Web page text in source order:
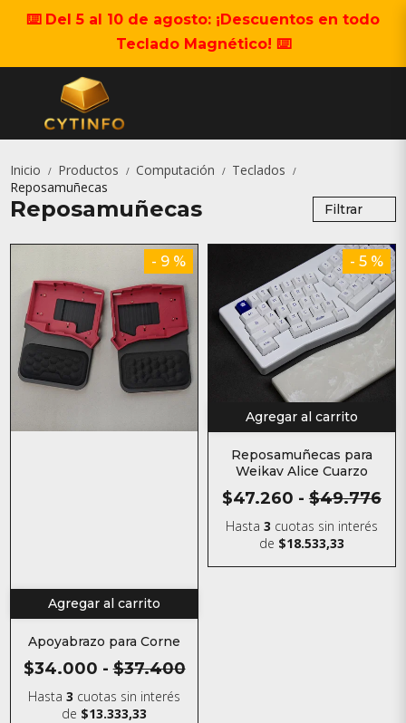
⌨️ Del 5 al 10 de agosto: ¡Descuentos en todo
Teclado Magnético! ⌨️
Inicio / Productos / Computación / Teclados /
Reposamuñecas
Reposamuñecas Filtrar
- 9 %
Agregar al carrito
Apoyabrazo para Corne
$34.000 - $37.400
Hasta3 cuotas sin interés
de $13.333,33
- 5 %
Agregar al carrito
Reposamuñecas para
Weikav Alice Cuarzo
$47.260 - $49.776
Hasta 3 cuotas sin interés
de $18.533,33